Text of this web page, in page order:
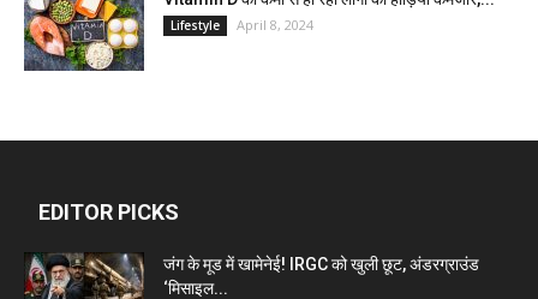
Lifestyle April 8, 2024
EDITOR PICKS
जंग के मूड में खामेनेई! IRGC को खुली छूट, अंडरग्राउंड
‘मिसाइल...